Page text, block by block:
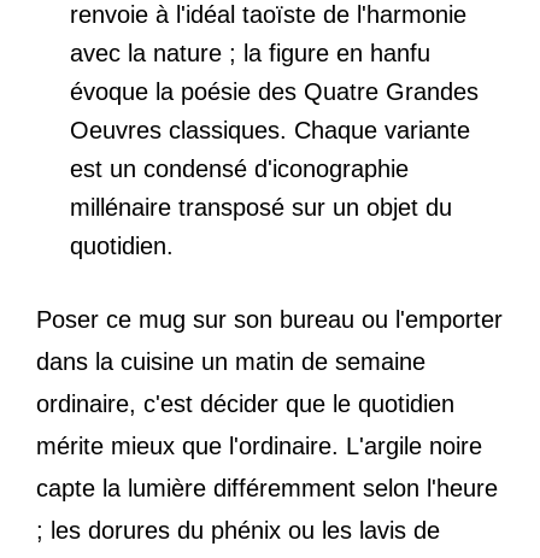
renvoie à l'idéal taoïste de l'harmonie
avec la nature ; la figure en hanfu
évoque la poésie des Quatre Grandes
Oeuvres classiques. Chaque variante
est un condensé d'iconographie
millénaire transposé sur un objet du
quotidien.
Poser ce mug sur son bureau ou l'emporter
dans la cuisine un matin de semaine
ordinaire, c'est décider que le quotidien
mérite mieux que l'ordinaire. L'argile noire
capte la lumière différemment selon l'heure
; les dorures du phénix ou les lavis de